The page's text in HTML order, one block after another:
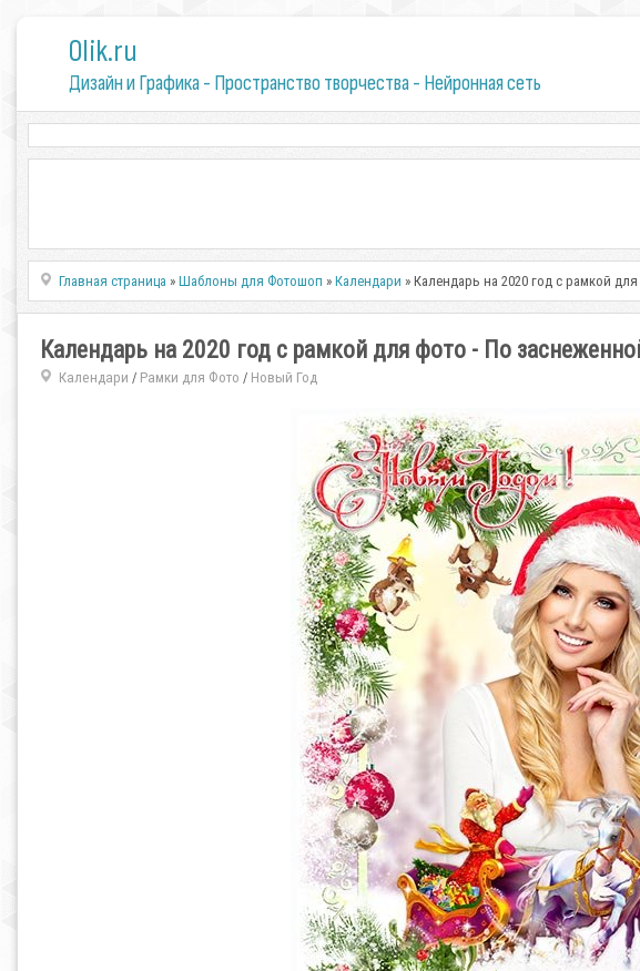
0lik.ru
Дизайн и Графика - Пространство творчества - Нейронная сеть
Главная страница »Шаблоны для Фотошоп »Календари » Календарь на 2020 год с рамкой
Календарь на 2020 год с рамкой для фото - По
Календари / Рамки для Фото / Новый Год